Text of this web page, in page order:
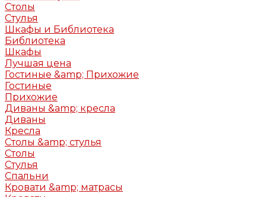
Столы
Стулья
Шкафы и Библиотека
Библиотека
Шкафы
Лучшая цена
Гостиные &amp; Прихожие
Гостиные
Прихожие
Диваны &amp; кресла
Диваны
Кресла
Столы &amp; стулья
Столы
Стулья
Спальни
Кровати &amp; матрасы